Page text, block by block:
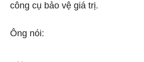
công cụ bảo vệ giá trị.
Ông nói: